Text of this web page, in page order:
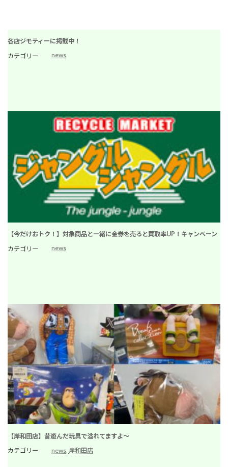
各店ジモティーに掲載中！
カテゴリー
news
【今だけおトク！】対象商品と一緒に金券を売ると買取率UP！キャンペーン
カテゴリー
news
【岸和田店】昔遊んだ玩具で溢れてますよ～
カテゴリー
news, 岸和田店